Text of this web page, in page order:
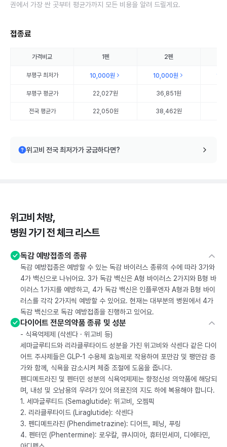
권에서 가장 싼 곳부터 평균가까지 모든 비용을 알려 드릴게요.
접종료
가격비교 1펜 2펜
부평구최저가 10,000원 10,000원
부평구평균가 22,027원 36,851원
전국 평균가 22,050원 38,462원
위고비 전국 최저가가 궁금하다면?
위고비 처방,
병원 가기 전 체크 리스트
독감 예방접종의 종류
독감 예방접종은 예방할 수 있는 독감 바이러스 종류의 수에 따라 3가와
4가 백신으로 나뉘어요. 3가 독감 백신은 A형 바이러스 2가지와 B형 바
이러스 1가지를 예방하고, 4가 독감 백신은 인플루엔자 A형과 B형 바이
러스를 각각 2가지씩 예방할 수 있어요. 현재는 대부분의 병원에서 4가
독감 백신으로 독감 예방접종을 진행하고 있어요.
다이어트 전문의약품 종류 및 성분
- 식욕억제제 (삭센다 · 위고비 등)
세마글루티드와 리라클루타이드 성분을 가진 위고비와 삭센다 같은 다이
어트 주사제들은 GLP-1 수용체 효능제로 작용하여 포만감 및 팽만감 증
가와 함께, 식욕을 감소시켜 체중 조절에 도움을 줍니다.
펜디메트라진 및 펜터민 성분의 식욕억제제는 향정신성 의약품에 해당되
며, 내성 및 오남용의 우려가 있어 의료진의 지도 하에 복용해야 합니다.
1. 세마글루티드 (Semaglutide): 위고비, 오젬픽
2. 리라클루타이드 (Liraglutide): 삭센다
3. 펜디메트라진 (Phendimetrazine): 디어트, 페닝, 푸링
4. 펜터민 (Phentermine): 로우칼, 큐시미아, 휴터민세미, 디에타민,